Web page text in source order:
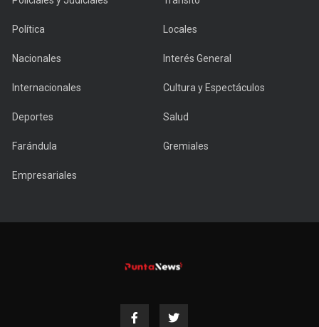
Política Locales
Nacionales Interés General
Internacionales Cultura y Espectáculos
Deportes Salud
Farándula Gremiales
Empresariales